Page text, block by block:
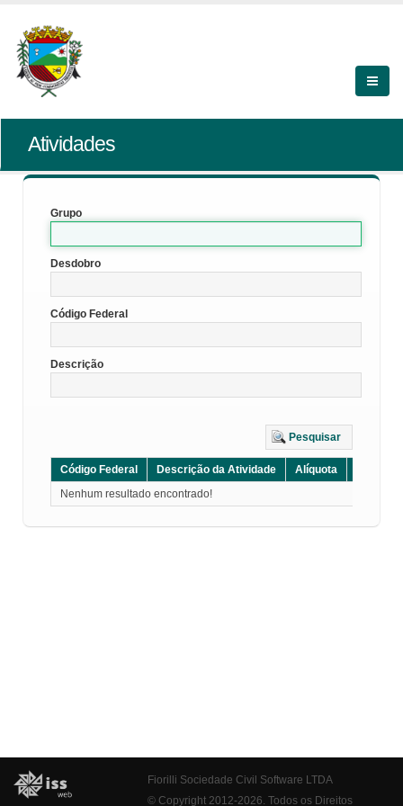
Atividades
Grupo
Desdobro
Código Federal
Descrição
Pesquisar
Código Federal Descrição da Atividade Alíquota
Nenhum resultado encontrado!
Fiorilli Sociedade Civil Software LTDA
© Copyright 2012-2026. Todos os Direitos